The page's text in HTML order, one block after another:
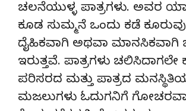
ಚಲನೆಯುಳ್ಳ ಪಾತ್ರಗಳು. ಅವರ
ಕೂಡ ಸುಮ್ಮನೆ ಒಂದು ಕಡೆ
ದೈಹಿಕವಾಗಿ ಅಥವಾ ಮಾನಸಿಕವಾಗಿ
ಇರುತ್ತವೆ. ಪಾತ್ರಗಳು ಚಲಿಸಿದಾಗಲೇ
ಪರಿಸರದ ಮತ್ತು ಪಾತ್ರದ
ಮಜಲುಗಳು ಓದುಗನಿಗೆ